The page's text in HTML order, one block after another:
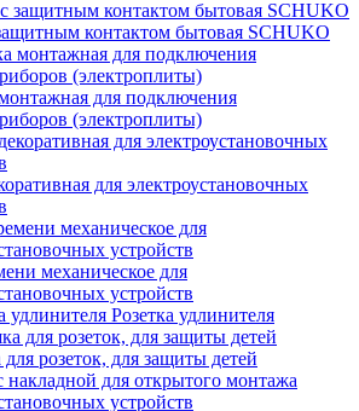
контактом бытовая SCHUKO
для подключения
(электроплиты)
для электроустановочных
механическое для
устройств
Розетка удлинителя
розеток, для защиты детей